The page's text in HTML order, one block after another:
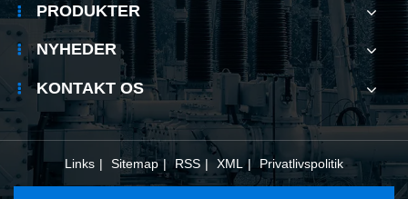
PRODUKTER
NYHEDER
KONTAKT OS
Links | Sitemap | RSS | XML | Privatlivspolitik